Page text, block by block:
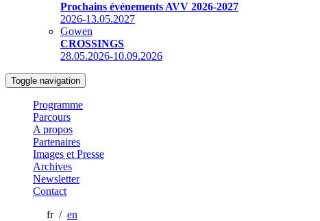
Prochains événements AVV 2026-2027
2026-13.05.2027
Gowen
CROSSINGS
28.05.2026-10.09.2026
Toggle navigation
Programme
Parcours
A propos
Partenaires
Images et Presse
Archives
Newsletter
Contact
fr / en